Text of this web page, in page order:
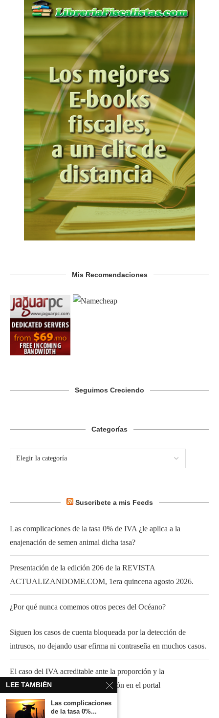
Mis Recomendaciones
Seguimos Creciendo
Categorías
Suscribete a mis Feeds
Las complicaciones de la tasa 0% de IVA ¿le aplica a la
enajenación de semen animal dicha tasa?
Presentación de la edición 206 de la REVISTA
ACTUALIZANDOME.COM, 1era quincena agosto 2026.
¿Por qué nunca comemos otros peces del Océano?
Siguen los casos de cuenta bloqueada por la detección de
intrusos, no dejando usar efirma ni contraseña en muchos casos.
El caso del IVA acreditable ante la proporción y la
“simplificación” para su presentación en el portal
LEE TAMBIÉN
Las complicaciones
de la tasa 0%...